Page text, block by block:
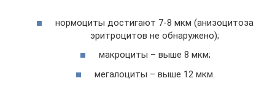
нормоциты достигают 7-8 мкм (анизоцитоза
эритроцитов не обнаружено);
макроциты – выше 8 мкм;
мегалоциты – выше 12 мкм.